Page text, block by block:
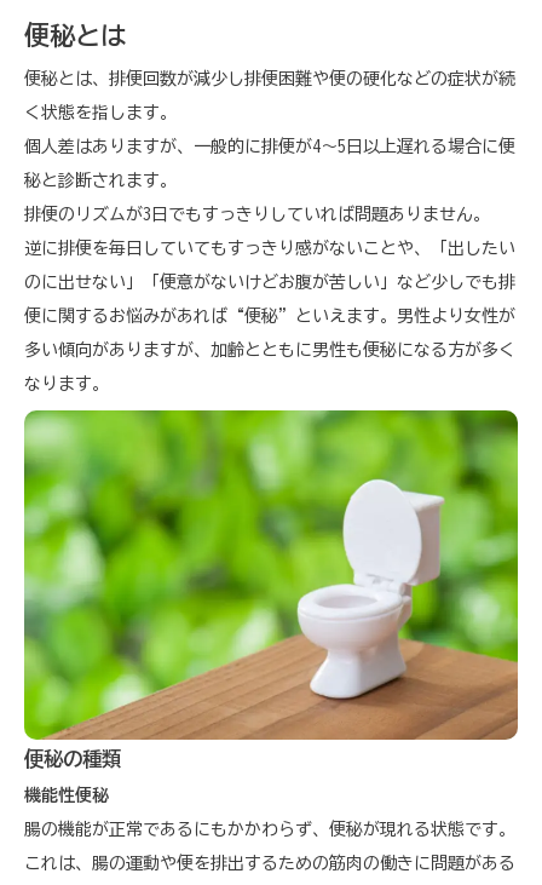
便秘とは
便秘とは、排便回数が減少し排便困難や便の硬化などの症状が続
く状態を指します。
個人差はありますが、一般的に排便が4〜5日以上遅れる場合に便
秘と診断されます。
排便のリズムが3日でもすっきりしていれば問題ありません。
逆に排便を毎日していてもすっきり感がないことや、「出したい
のに出せない」「便意がないけどお腹が苦しい」など少しでも排
便に関するお悩みがあれば“便秘”といえます。男性より女性が
多い傾向がありますが、加齢とともに男性も便秘になる方が多く
なります。
便秘の種類
機能性便秘
腸の機能が正常であるにもかかわらず、便秘が現れる状態です。
これは、腸の運動や便を排出するための筋肉の働きに問題がある